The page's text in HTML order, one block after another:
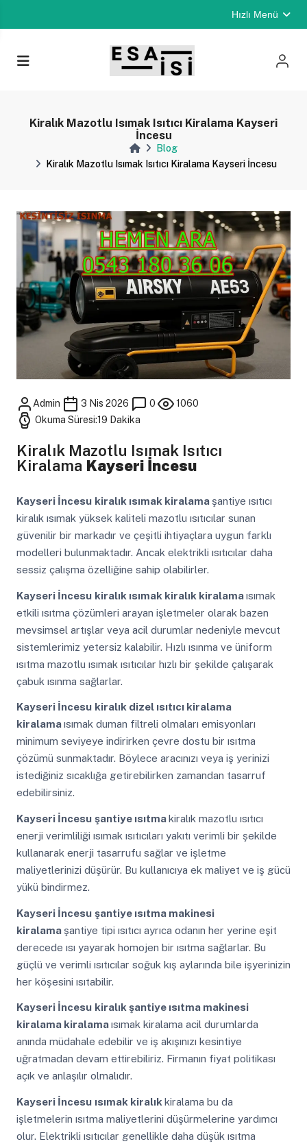
Hızlı Menü
Kiralık Mazotlu Isımak Isıtıcı Kiralama Kayseri
İncesu
Blog
Kiralık Mazotlu Isımak Isıtıcı Kiralama Kayseri İncesu
Admin 3 Nis 2026 0
1060
Okuma Süresi:19 Dakika
Kiralık Mazotlu Isımak Isıtıcı
Kiralama Kayseri İncesu
Kayseri İncesu kiralık ısımak kiralama şantiye ısıtıcı
kiralık ısımak yüksek kaliteli mazotlu ısıtıcılar sunan
güvenilir bir markadır ve çeşitli ihtiyaçlara uygun farklı
modelleri bulunmaktadır. Ancak elektrikli ısıtıcılar daha
sessiz çalışma özelliğine sahip olabilirler.
Kayseri İncesu kiralık ısımak kiralık kiralamaısımak
etkili ısıtma çözümleri arayan işletmeler olarak bazen
mevsimsel artışlar veya acil durumlar nedeniyle mevcut
sistemlerimiz yetersiz kalabilir. Hızlı ısınma ve üniform
ısıtma mazotlu ısımak ısıtıcılar hızlı bir şekilde çalışarak
çabuk ısınma sağlarlar.
Kayseri İncesu kiralık dizel ısıtıcı kiralama
kiralamaısımak duman filtreli olmaları emisyonları
minimum seviyeye indirirken çevre dostu bir ısıtma
çözümü sunmaktadır. Böylece aracınızı veya iş yerinizi
istediğiniz sıcaklığa getirebilirken zamandan tasarruf
edebilirsiniz.
Kayseri İncesu şantiye ısıtmakiralık mazotlu ısıtıcı
enerji verimliliği ısımak ısıtıcıları yakıtı verimli bir şekilde
kullanarak enerji tasarrufu sağlar ve işletme
maliyetlerinizi düşürür. Bu kullanıcıya ek maliyet ve iş gücü
yükü bindirmez.
Kayseri İncesu şantiye ısıtma makinesi
kiralama şantiye tipi ısıtıcı ayrıca odanın her yerine eşit
derecede ısı yayarak homojen bir ısıtma sağlarlar. Bu
güçlü ve verimli ısıtıcılar soğuk kış aylarında bile işyerinizin
her köşesini ısıtabilir.
Kayseri İncesu kiralık şantiye ısıtma makinesi
kiralama kiralamaısımak kiralama acil durumlarda
anında müdahale edebilir ve iş akışınızı kesintiye
uğratmadan devam ettirebiliriz. Firmanın fiyat politikası
açık ve anlaşılır olmalıdır.
Kayseri İncesu ısımak kiralık kiralama bu da
işletmelerin ısıtma maliyetlerini düşürmelerine yardımcı
olur. Elektrikli ısıtıcılar genellikle daha düşük ısıtma